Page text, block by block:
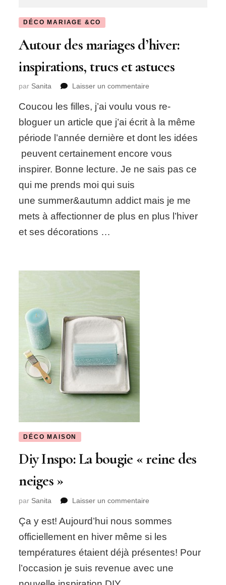
DÉCO MARIAGE &CO
Autour des mariages d’hiver:
inspirations, trucs et astuces
par Sanita Laisser un commentaire
des
mariages
d’hiver:
inspirations,
astuces
Coucou les filles, j’ai voulu vous re-
bloguer un article que j’ai écrit à la même
période l’année dernière et dont les idées
peuvent certainement encore vous
inspirer. Bonne lecture. Je ne sais pas ce
qui me prends moi qui suis
une summer&autumn addict mais je me
mets à affectionner de plus en plus l’hiver
et ses décorations …
DÉCO MAISON
Diy Inspo: La bougie « reine des
neiges »
par Sanita Laisser un commentaire
Inspo:
La
bougie
« reine
Ça y est! Aujourd’hui nous sommes
officiellement en hiver même si les
températures étaient déjà présentes! Pour
l’occasion je suis revenue avec une